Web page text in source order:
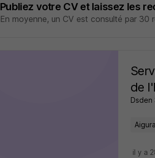
Publiez votre CV et laissez les
En moyenne, un CV est consulté par 30
de
Dsden
il y a